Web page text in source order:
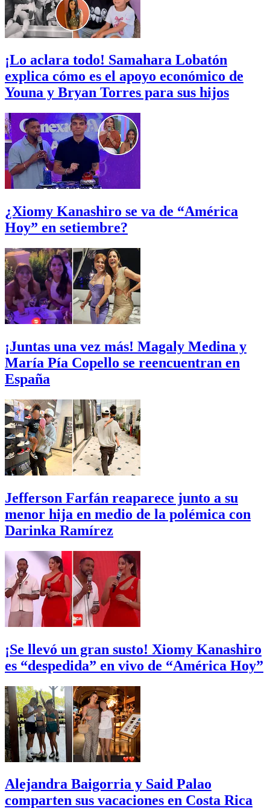
¡Lo aclara todo! Samahara Lobatón
explica cómo es el apoyo económico de
Youna y Bryan Torres para sus hijos
¿Xiomy Kanashiro se va de “América
Hoy” en setiembre?
¡Juntas una vez más! Magaly Medina y
María Pía Copello se reencuentran en
España
Jefferson Farfán reaparece junto a su
menor hija en medio de la polémica con
Darinka Ramírez
¡Se llevó un gran susto! Xiomy Kanashiro
es “despedida” en vivo de “América Hoy”
Alejandra Baigorria y Said Palao
comparten sus vacaciones en Costa Rica